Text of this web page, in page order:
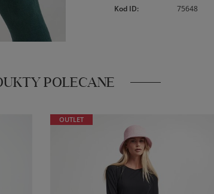
Kod ID: 75648
POLECANE
OUTLET